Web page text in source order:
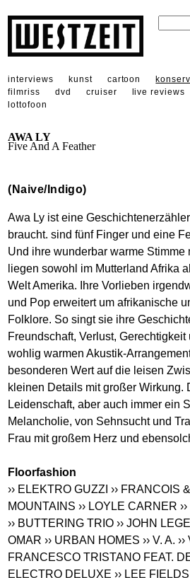
interviews kunst cartoon
filmriss
dvd cruiser live reviews
lottofoon
AWA LY
Five And A Feather
(Naive/Indigo)
Awa Ly ist eine
braucht. sind fünf Finger und eine
Und ihre wunderbar warme Stimme
liegen sowohl im Mutterland Afrika
Welt Amerika. Ihre Vorlieben
und Pop erweitert um afrikanische
Folklore. So singt sie ihre
Freundschaft, Verlust,
wohlig warmen Akustik-
besonderen Wert auf die leisen
kleinen Details mit großer Wirkung.
Leidenschaft, aber auch immer ein
Melancholie, von Sehnsucht und
Frau mit großem Herz und
Floorfashion
›› ELEKTRO GUZZI ›› FRANCOIS
MOUNTAINS ›› LOYLE CARNER
›› BUTTERING TRIO ›› JOHN
OMAR ›› URBAN HOMES ›› V. A.
FRANCESCO TRISTANO FEAT.
ELECTRO DELUXE ›› LEE